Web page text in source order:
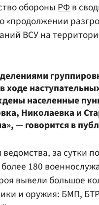
обороныРФв
о «продолжении
ВСУ на
ходе
населенные
Николаевка и
— говорится в
за сутки
более 180
вывели большое
и оружия: БМП,